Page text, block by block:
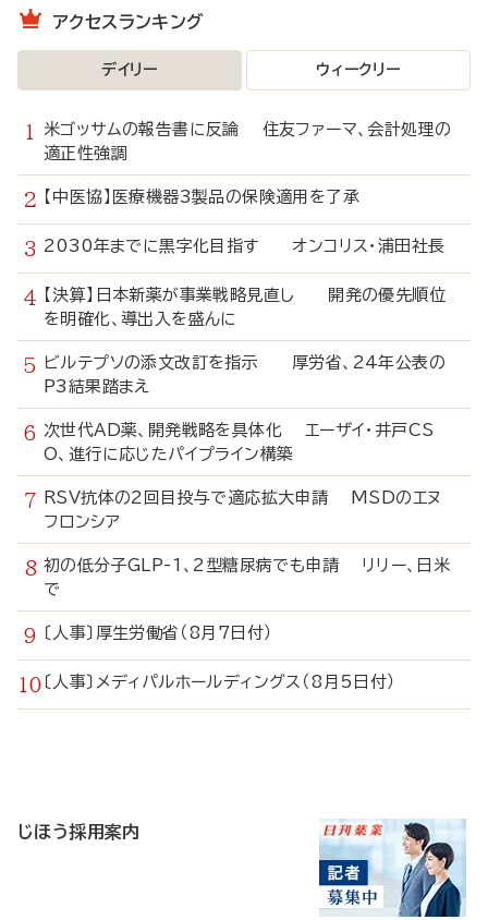
アクセスランキング
デイリー ウィークリー
米ゴッサムの報告書に反論 住友ファーマ、会計処理の
適正性強調
【中医協】医療機器3製品の保険適用を了承
2030年までに黒字化目指す オンコリス・浦田社長
【決算】日本新薬が事業戦略見直し 開発の優先順位
を明確化、導出入を盛んに
ビルテプソの添文改訂を指示 厚労省、24年公表の
P3結果踏まえ
次世代AD薬、開発戦略を具体化 エーザイ・井戸CS
O、進行に応じたパイプライン構築
RSV抗体の2回目投与で適応拡大申請 MSDのエヌ
フロンシア
初の低分子GLP-1、2型糖尿病でも申請 リリー、日米
で
〔人事〕厚生労働省（8月7日付）
〔人事〕メディパルホールディングス（8月5日付）
じほう採用案内